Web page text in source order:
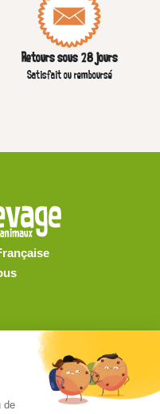
Retours sous 28 jours
Satisfait ou remboursé